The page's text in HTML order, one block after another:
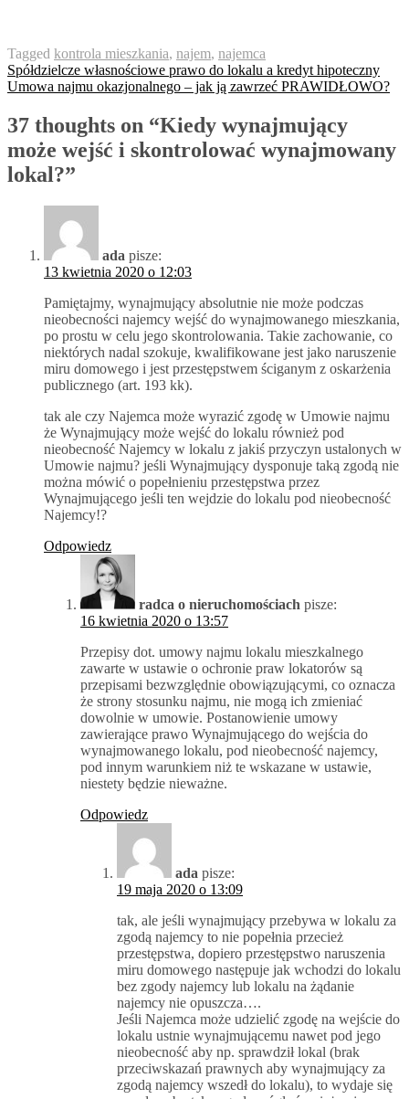
Tagged kontrola mieszkania, najem, najemca
Nawigacja
wpisu
Spółdzielcze własnościowe prawo do lokalu a kredyt hipoteczny
Umowa najmu okazjonalnego – jak ją zawrzeć PRAWIDŁOWO?
37 thoughts on “Kiedy wynajmujący
może wejść i skontrolować wynajmowany
lokal?”
ada pisze:
13 kwietnia 2020 o 12:03
Pamiętajmy, wynajmujący absolutnie nie może podczas
nieobecności najemcy wejść do wynajmowanego mieszkania,
po prostu w celu jego skontrolowania. Takie zachowanie, co
niektórych nadal szokuje, kwalifikowane jest jako naruszenie
miru domowego i jest przestępstwem ściganym z oskarżenia
publicznego (art. 193 kk).
tak ale czy Najemca może wyrazić zgodę w Umowie najmu
że Wynajmujący może wejść do lokalu również pod
nieobecność Najemcy w lokalu z jakiś przyczyn ustalonych w
Umowie najmu? jeśli Wynajmujący dysponuje taką zgodą nie
można mówić o popełnieniu przestępstwa przez
Wynajmującego jeśli ten wejdzie do lokalu pod nieobecność
Najemcy!?
Odpowiedz
radca o nieruchomościach pisze:
16 kwietnia 2020 o 13:57
Przepisy dot. umowy najmu lokalu mieszkalnego
zawarte w ustawie o ochronie praw lokatorów są
przepisami bezwzględnie obowiązującymi, co oznacza
że strony stosunku najmu, nie mogą ich zmieniać
dowolnie w umowie. Postanowienie umowy
zawierające prawo Wynajmującego do wejścia do
wynajmowanego lokalu, pod nieobecność najemcy,
pod innym warunkiem niż te wskazane w ustawie,
niestety będzie nieważne.
Odpowiedz
ada pisze:
19 maja 2020 o 13:09
tak, ale jeśli wynajmujący przebywa w lokalu za
zgodą najemcy to nie popełnia przecież
przestępstwa, dopiero przestępstwo naruszenia
miru domowego następuje jak wchodzi do lokalu
bez zgody najemcy lub lokalu na żądanie
najemcy nie opuszcza….
Jeśli Najemca może udzielić zgodę na wejście do
lokalu ustnie wynajmującemu nawet pod jego
nieobecność aby np. sprawdził lokal (brak
przeciwskazań prawnych aby wynajmujący za
zgodą najemcy wszedł do lokalu), to wydaje się